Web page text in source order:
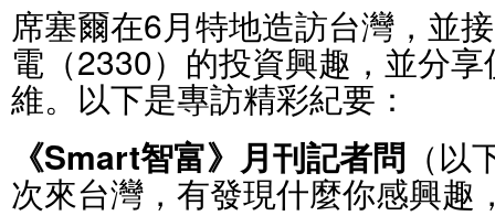
席塞爾在6月特地造訪台灣，並
電（2330）的投資興趣，並分
維。以下是專訪精彩紀要：
《Smart智富》月刊記者問 （
次來台灣，有發現什麼你感興趣